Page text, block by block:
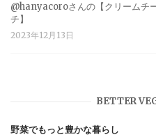
@hanyacoroさんの【クリームチ
チ】
2023年12月13日
BETTER
野菜でもっと豊かな暮らし